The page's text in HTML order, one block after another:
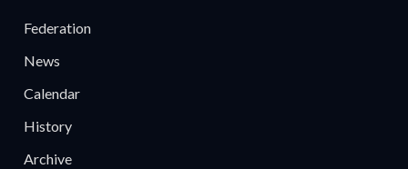
Federation
News
Calendar
History
Archive